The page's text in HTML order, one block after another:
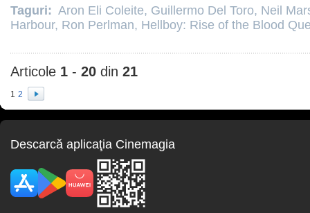
Taguri: Aron Eli Coleite, Guillermo Del Toro, Neil
Harbour, Ron Perlman, Hellboy: Rise of the Blood
Articole 1 - 20 din 21
1 2
Descarcă aplicaţia Cinemagia